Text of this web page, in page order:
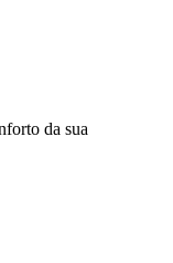
da sua